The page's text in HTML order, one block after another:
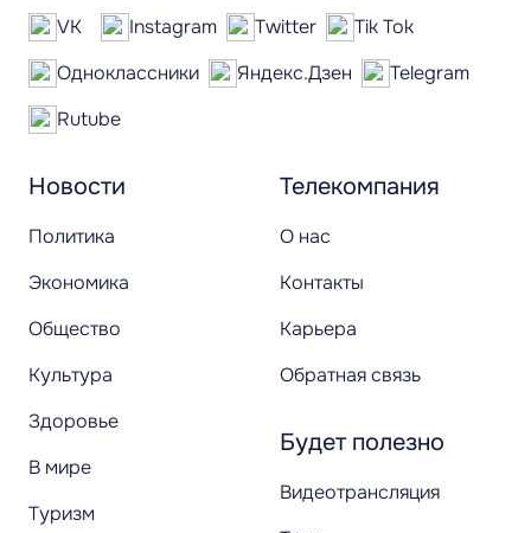
Новости
Политика
Экономика
Общество
Культура
Здоровье
В мире
Туризм
Телекомпания
О нас
Контакты
Карьера
Обратная связь
Будет полезно
Видеотрансляция
VK Instagram Twitter
Tik Tok
Одноклассники
Яндекс.Дзен
Telegram
Rutube